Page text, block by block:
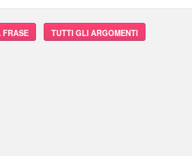
FRASE TUTTI GLI ARGOMENTI